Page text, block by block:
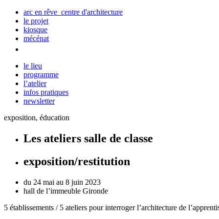
arc en rêve centre d'architecture
le projet
kiosque
mécénat
le lieu
programme
l’atelier
infos pratiques
newsletter
exposition, éducation
Les ateliers salle de classe
exposition/restitution
du 24 mai au 8 juin 2023
hall de l’immeuble Gironde
5 établissements / 5 ateliers pour interroger l’architecture de